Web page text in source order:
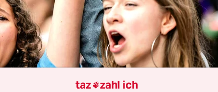
taz zahl ich